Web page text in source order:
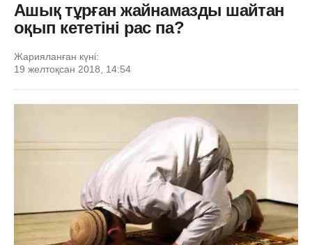
Ашық тұрған жайнамазды шайтан
оқып кететіні рас па?
Жарияланған күні:
19 желтоқсан 2018, 14:54